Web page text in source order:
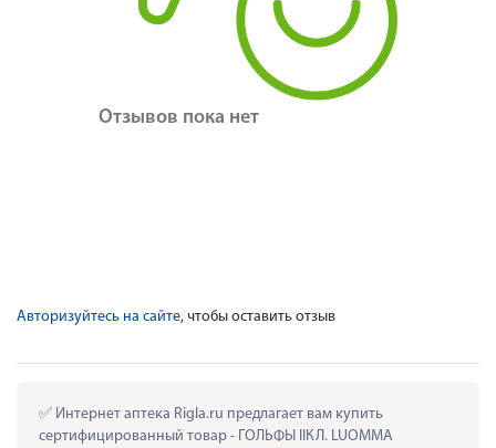
Отзывов пока нет
Авторизуйтесь на сайте, чтобы оставить отзыв
Интернет аптека Rigla.ru предлагает вам купить
сертифицированный товар - ГОЛЬФЫ IIКЛ. LUOMMA